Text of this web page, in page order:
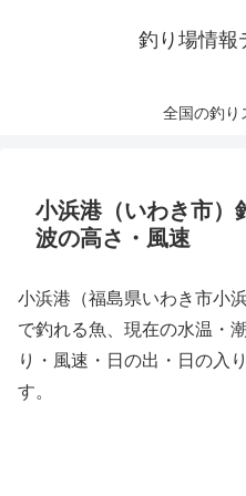
釣り場情報
全国の釣り
小浜港（いわき市）
波の高さ・風速
小浜港（福島県いわき市小
で釣れる魚、現在の水温・
り・風速・日の出・日の入
す。